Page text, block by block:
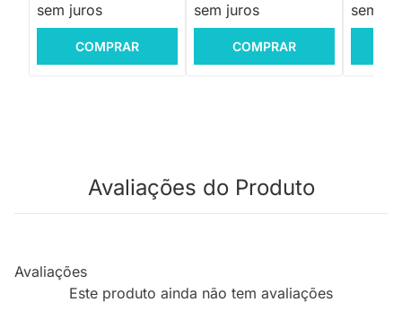
sem juros
COMPRAR
sem juros
COMPRAR
sem
Avaliações do Produto
Avaliações
Este produto ainda não tem avaliações